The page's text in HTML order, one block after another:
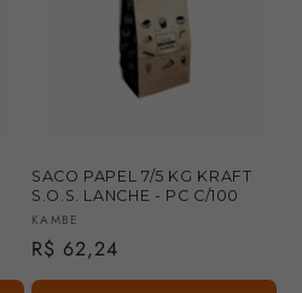
SACO PAPEL 7/5 KG KRAFT
S.O.S. LANCHE - PC C/100
Fornecedor:
KAMBE
Preço
normal
R$ 62,24